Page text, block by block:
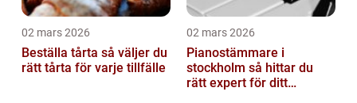
02 mars 2026
Beställa tårta så väljer du
rätt tårta för varje tillfälle
02 mars 2026
Pianostämmare i
stockholm så hittar du
rätt expert för ditt